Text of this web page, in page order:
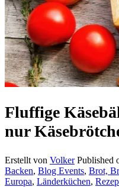
Fluffige
nur
Erstellt von Volker Published
Backen, Blog Events, Brot,
Europa, Länderküchen,